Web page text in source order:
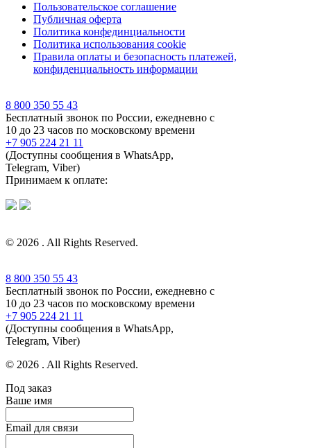
Пользовательское соглашение
Публичная оферта
Политика конфединциальности
Политика использования cookie
Правила оплаты и безопасность платежей,
конфиденциальность информации
8 800 350 55 43
Бесплатный звонок по России, ежедневно с
10 до 23 часов по московскому времени
+7 905 224 21 11
(Доступны сообщения в WhatsApp,
Telegram, Viber)
Принимаем к оплате:
© 2026 . All Rights Reserved.
8 800 350 55 43
Бесплатный звонок по России, ежедневно с
10 до 23 часов по московскому времени
+7 905 224 21 11
(Доступны сообщения в WhatsApp,
Telegram, Viber)
© 2026 . All Rights Reserved.
Под заказ
Ваше имя
Email для связи